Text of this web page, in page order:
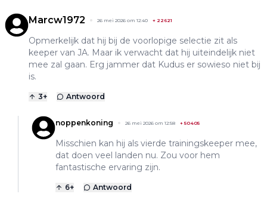
Marcw1972 26 mei 2026 om 12:40 + 22621
Opmerkelijk dat hij bij de voorlopige selectie zit als
keeper van JA. Maar ik verwacht dat hij uiteindelijk niet
mee zal gaan. Erg jammer dat Kudus er sowieso niet bij
is.
3+ Antwoord
noppenkoning 26 mei 2026 om 12:58 + 50405
Misschien kan hij als vierde trainingskeeper mee,
dat doen veel landen nu. Zou voor hem
fantastische ervaring zijn.
6+ Antwoord